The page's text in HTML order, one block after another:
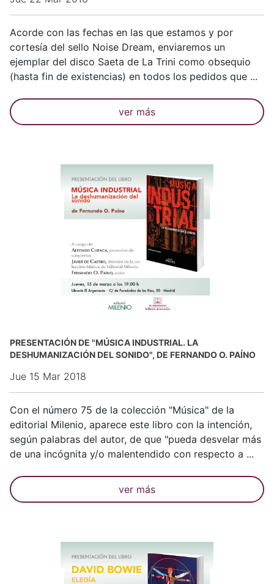
Acorde con las fechas en las que estamos y por
cortesía del sello Noise Dream, enviaremos un
ejemplar del disco Saeta de La Trini como obsequio
(hasta fin de existencias) en todos los pedidos que ...
ver más
PRESENTACIÓN DE "MÚSICA INDUSTRIAL. LA
DESHUMANIZACIÓN DEL SONIDO", DE FERNANDO O. PAÍNO
Jue 15 Mar 2018
Con el número 75 de la colección "Música" de la
editorial Milenio, aparece este libro con la intención,
según palabras del autor, de que "pueda desvelar más
de una incógnita y/o malentendido con respecto a ...
ver más